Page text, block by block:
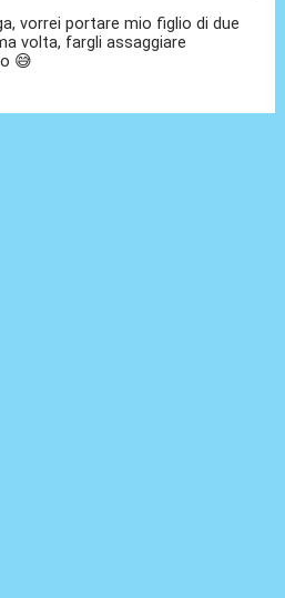
vorrei portare mio figlio di due
volta, fargli assaggiare
😅